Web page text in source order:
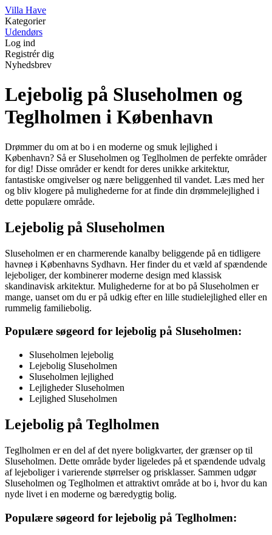
Villa Have
Kategorier
Udendørs
Log ind
Registrér dig
Nyhedsbrev
Lejebolig på Sluseholmen og
Teglholmen i København
Drømmer du om at bo i en moderne og smuk lejlighed i
København? Så er Sluseholmen og Teglholmen de perfekte områder
for dig! Disse områder er kendt for deres unikke arkitektur,
fantastiske omgivelser og nære beliggenhed til vandet. Læs med her
og bliv klogere på mulighederne for at finde din drømmelejlighed i
dette populære område.
Lejebolig på Sluseholmen
Sluseholmen er en charmerende kanalby beliggende på en tidligere
havneø i Københavns Sydhavn. Her finder du et væld af spændende
lejeboliger, der kombinerer moderne design med klassisk
skandinavisk arkitektur. Mulighederne for at bo på Sluseholmen er
mange, uanset om du er på udkig efter en lille studielejlighed eller en
rummelig familiebolig.
Populære søgeord for lejebolig på Sluseholmen:
Sluseholmen lejebolig
Lejebolig Sluseholmen
Sluseholmen lejlighed
Lejligheder Sluseholmen
Lejlighed Sluseholmen
Lejebolig på Teglholmen
Teglholmen er en del af det nyere boligkvarter, der grænser op til
Sluseholmen. Dette område byder ligeledes på et spændende udvalg
af lejeboliger i varierende størrelser og prisklasser. Sammen udgør
Sluseholmen og Teglholmen et attraktivt område at bo i, hvor du kan
nyde livet i en moderne og bæredygtig bolig.
Populære søgeord for lejebolig på Teglholmen: